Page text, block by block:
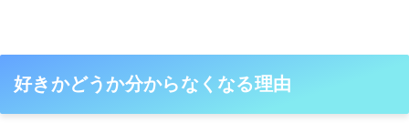
好きかどうか分からなくなる理由